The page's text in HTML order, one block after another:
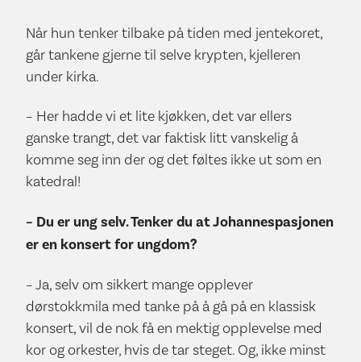
Når hun tenker tilbake på tiden med jentekoret,
går tankene gjerne til selve krypten, kjelleren
under kirka.
– Her hadde vi et lite kjøkken, det var ellers
ganske trangt, det var faktisk litt vanskelig å
komme seg inn der og det føltes ikke ut som en
katedral!
– Du er ung selv. Tenker du at Johannespasjonen
er en konsert for ungdom?
– Ja, selv om sikkert mange opplever
dørstokkmila med tanke på å gå på en klassisk
konsert, vil de nok få en mektig opplevelse med
kor og orkester, hvis de tar steget. Og, ikke minst